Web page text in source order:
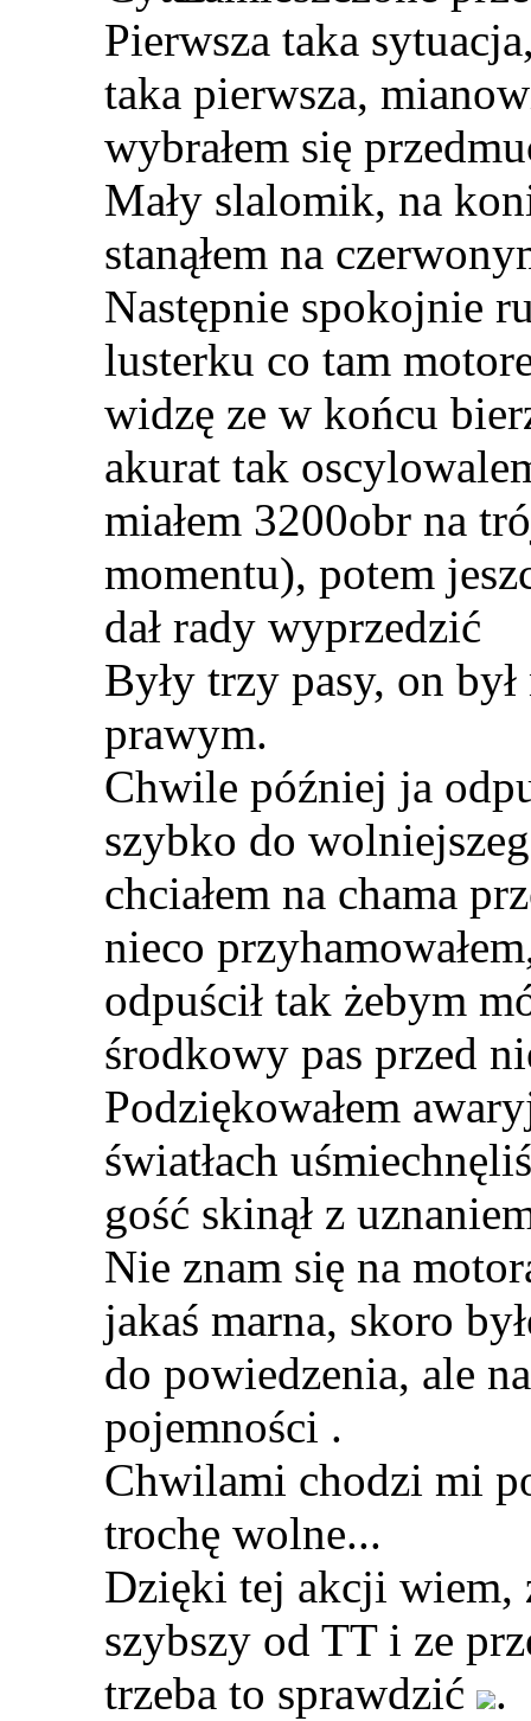
Pierwsza taka
taka pierwsza,
wybrałem się
Mały slalomik, na
stanąłem na
Następnie spokojnie
lusterku co tam
widzę ze w końcu
akurat tak
miałem 3200obr na
momentu), potem
dał rady wyprzedzić
Były trzy pasy, on
prawym.
Chwile później ja
szybko do
chciałem na chama
nieco
odpuścił tak żebym
środkowy pas przed
Podziękowałem
światłach
gość skinął z
Nie znam się na
jakaś marna, skoro
do powiedzenia, ale
pojemności .
Chwilami chodzi mi
trochę wolne...
Dzięki tej akcji wiem,
szybszy od TT i ze
trzeba to sprawdzić
.